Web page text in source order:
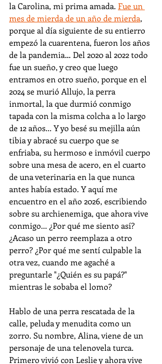
la Carolina, mi prima amada. Fue un
mes de mierda de un año de mierda,
porque al día siguiente de su entierro
empezó la cuarentena, fueron los años
de la pandemia… Del 2020 al 2022 todo
fue un sueño, y creo que luego
entramos en otro sueño, porque en el
2024 se murió Allujo, la perra
inmortal, la que durmió conmigo
tapada con la misma colcha a lo largo
de 12 años... Y yo besé su mejilla aún
tibia y abracé su cuerpo que se
enfriaba, su hermoso e inmóvil cuerpo
sobre una mesa de acero, en el cuarto
de una veterinaria en la que nunca
antes había estado. Y aquí me
encuentro en el año 2026, escribiendo
sobre su archienemiga, que ahora vive
conmigo... ¿Por qué me siento así?
¿Acaso un perro reemplaza a otro
perro? ¿Por qué me sentí culpable la
otra vez, cuando me agaché a
preguntarle "¿Quién es su papá?"
mientras le sobaba el lomo?
Hablo de una perra rescatada de la
calle, peluda y menudita como un
zorro. Su nombre, Alina, viene de un
personaje de una telenovela turca.
Primero vivió con Leslie y ahora vive